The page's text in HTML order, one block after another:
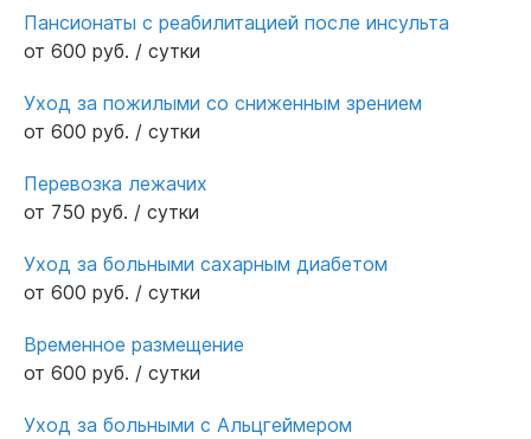
доступность от метро). От всей
души,спасибо, старшей медсестре Юлие
искренную заботу.
Пансионаты с реабилитацией после инсульта
от 600 руб. / сутки
Уход за пожилыми со сниженным зрением
от 600 руб. / сутки
Перевозка лежачих
от 750 руб. / сутки
Уход за больными сахарным диабетом
от 600 руб. / сутки
Временное размещение
от 600 руб. / сутки
Уход за больными с Альцгеймером